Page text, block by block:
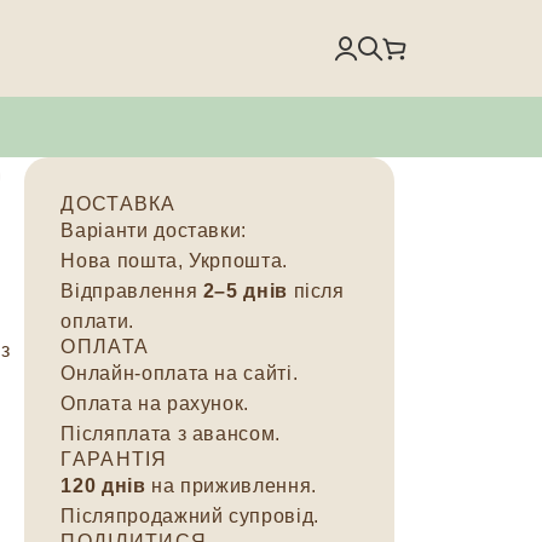
ДОСТАВКА
Варіанти доставки:
Нова пошта, Укрпошта.
Відправлення 2–5 днів після
оплати.
ОПЛАТА
Онлайн-оплата на сайті.
Оплата на рахунок.
Післяплата з авансом.
ГАРАНТІЯ
120 днів на приживлення.
Післяпродажний супровід.